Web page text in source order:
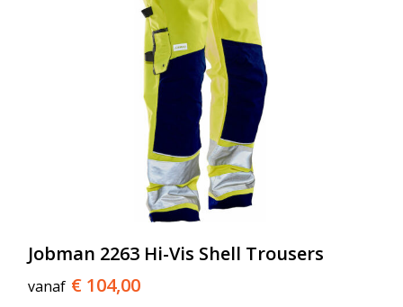
Jobman 2263 Hi-Vis Shell Trousers
vanaf € 104,00